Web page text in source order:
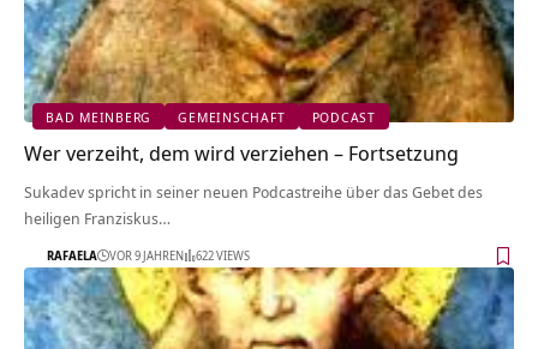
BAD MEINBERG GEMEINSCHAFT PODCAST
Wer verzeiht, dem wird verziehen – Fortsetzung
Sukadev spricht in seiner neuen Podcastreihe über das Gebet des
heiligen Franziskus…
RAFAELA VOR 9 JAHREN 622 VIEWS